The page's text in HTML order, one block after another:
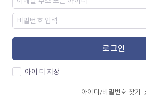
로그인
아이디 저장
아이디/비밀번호 찾기